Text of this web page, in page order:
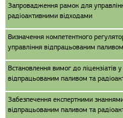
Запровадження рамок для
радіоактивними відходами
Визначення компетентного
управління відпрацьованим
Встановлення вимог до ліцензіатів
відпрацьованим паливом та
Забезпечення експертними
відпрацьованим паливом та